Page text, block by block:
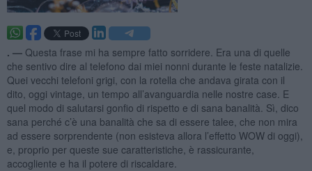
. — Questa frase mi ha sempre fatto sorridere. Era una di quelle
che sentivo dire al telefono dai miei nonni durante le feste natalizie.
Quei vecchi telefoni grigi, con la rotella che andava girata con il
dito, oggi vintage, un tempo all’avanguardia nelle nostre case. E
quel modo di salutarsi gonfio di rispetto e di sana banalità. Sì, dico
sana perché c’è una banalità che sa di essere talee, che non mira
ad essere sorprendente (non esisteva allora l’effetto WOW di oggi),
e, proprio per queste sue caratteristiche, è rassicurante,
accogliente e ha il potere di riscaldare.